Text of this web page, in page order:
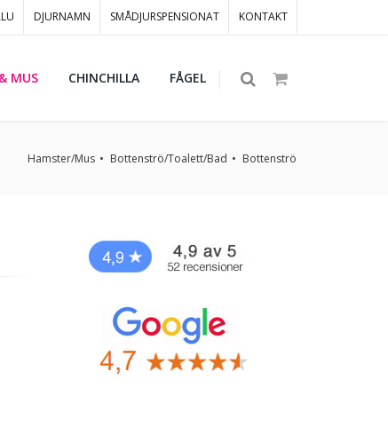
DJURNAMN SMÅDJURSPENSIONAT KONTAKT
MUS CHINCHILLA FÅGEL
Hamster/Mus Bottenströ/Toalett/Bad Bottenströ